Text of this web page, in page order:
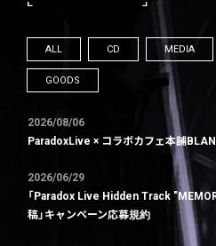
ALL CD MEDIA
GOODS
2026/08/06
ParadoxLive × コラボカフェ本舗
2026/06/29
「Paradox Live Hidden Track
稿」キャンペーン応募規約